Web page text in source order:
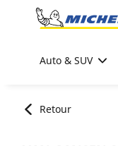
Go to page content
Auto & SUV
Retour